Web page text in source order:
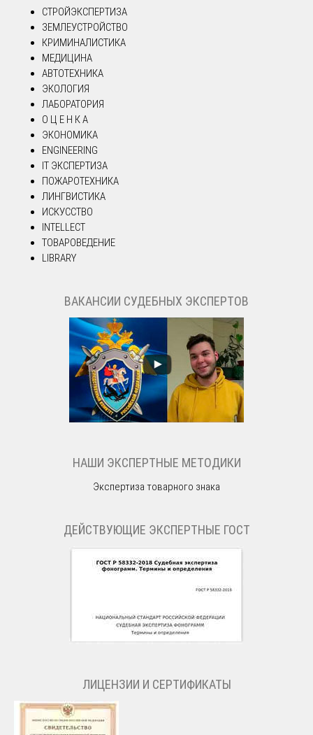
СТРОЙЭКСПЕРТИЗА
ЗЕМЛЕУСТРОЙСТВО
КРИМИНАЛИСТИКА
МЕДИЦИНА
АВТОТЕХНИКА
ЭКОЛОГИЯ
ЛАБОРАТОРИЯ
О Ц Е Н К А
ЭКОНОМИКА
ENGINEERING
IT ЭКСПЕРТИЗА
ПОЖАРОТЕХНИКА
ЛИНГВИСТИКА
ИСКУССТВО
INTELLECT
ТОВАРОВЕДЕНИЕ
LIBRARY
ВАКАНСИИ СУДЕБНЫХ ЭКСПЕРТОВ
НАШИ ЭКСПЕРТНЫЕ МЕТОДИКИ
Экспертиза товарного знака
ДЕЙСТВУЮЩИЕ ЭКСПЕРТНЫЕ ГОСТ
ЛИЦЕНЗИИ И СЕРТИФИКАТЫ